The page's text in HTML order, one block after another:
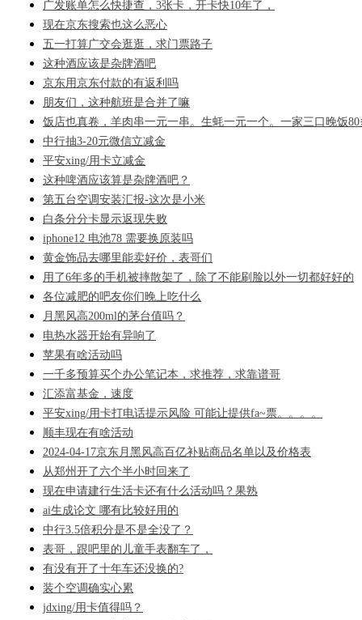
广发账单怎么快捷查，3张卡，开卡快10年了，
现在京东搜索也这么恶心
五一打算广交会逛逛，求门票路子
这种酒应该是杂牌酒吧
京东用京东付款的有返利吗
朋友们，这种航班是合并了嘛
饭店也真卷，羊肉串一元一串。生蚝一元一个。一家三口晚饭80
中行抽3-20元微信立减金
平安xing/用卡立减金
这种啤酒应该算是杂牌酒吧？
第五台空调安装汇报-这次是小米
白条分分卡显示返现失败
iphone12 电池78 需要换原装吗
黄金饰品去哪里能卖好价，表哥们
用了6年多的手机被摔散架了，除了不能刷脸以外一切都好好的
各位减肥的吧友你们晚上吃什么
月黑风高200ml的茅台值吗？
电热水器开始有异响了
苹果有啥活动吗
一千多预算买个办公笔记本，求推荐，求靠谱哥
汇添富基金，速度
平安xing/用卡打电话提示风险 可能让提供fa~票。。。。
顺丰现在有啥活动
2024-04-17京东月黑风高百亿补贴商品名单以及价格表
从郑州开了六个半小时回来了
现在申请建行生活卡还有什么活动吗？果熟
ai生成论文 哪有比较好用的
中行3.5倍积分是不是全没了？
表哥，跟吧里的儿童手表翻车了，
有没有开了十年车还没换的?
装个空调确实心累
jdxing/用卡值得吗？